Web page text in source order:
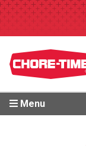
Menu